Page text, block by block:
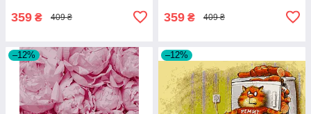
359 ₴ 409 ₴ 359 ₴ 409 ₴
–12% –12%